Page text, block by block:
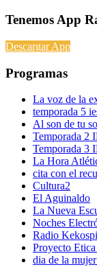
Tenemos App
Descargar App
Programas
La voz de la
temporada 5
Al son de tu
Temporada 2
Temporada 3
La Hora
cita con el
Cultura2
El Aguinaldo
La Nueva
Noches
Radio
Proyecto
dia de la